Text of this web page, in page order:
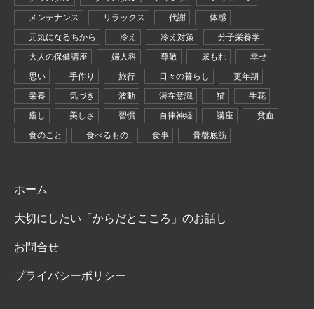
メンテナンス
リラックス 代謝
体感
元気になるちから
冷え 冷え対策
分子栄養学
大人の保健講座
婦人科 尊敬 尿もれ
幸せ
思い
手作り 旅行 日々の暮らし
更年期
栄養
気づき 波動 潜在意識 猫
生花
癒し
美しさ 習慣 自律神経 講座
貧血
食のこと
食べるもの 食事 骨盤底筋
ホーム
大切にしたい「からだとこころ」のお話し
お問合せ
プライバシーポリシー